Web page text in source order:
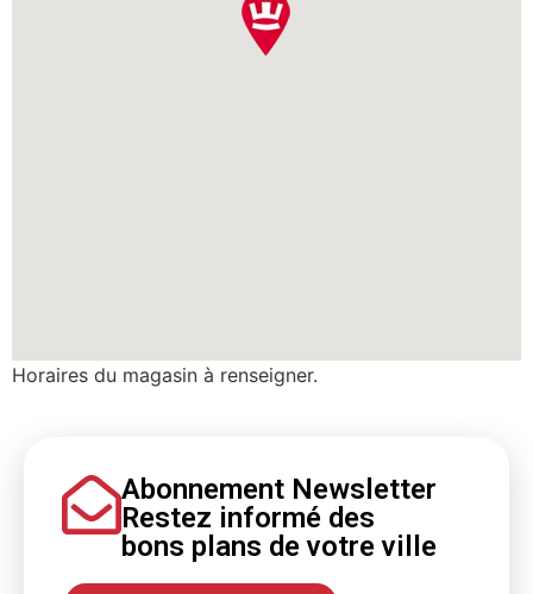
Horaires du magasin à renseigner.
Abonnement Newsletter
Restez informé des
bons plans de votre ville